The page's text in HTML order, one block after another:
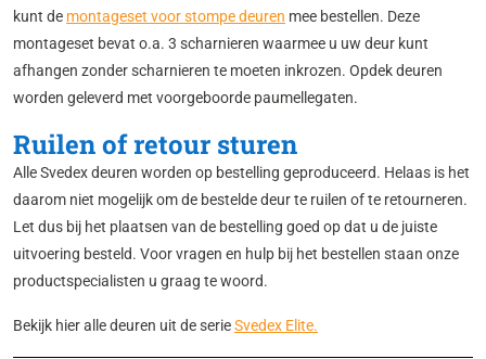
kunt de montageset voor stompe deuren mee bestellen. Deze
montageset bevat o.a. 3 scharnieren waarmee u uw deur kunt
afhangen zonder scharnieren te moeten inkrozen. Opdek deuren
worden geleverd met voorgeboorde paumellegaten.
Ruilen of retour sturen
Alle Svedex deuren worden op bestelling geproduceerd. Helaas is het
daarom niet mogelijk om de bestelde deur te ruilen of te retourneren.
Let dus bij het plaatsen van de bestelling goed op dat u de juiste
uitvoering besteld. Voor vragen en hulp bij het bestellen staan onze
productspecialisten u graag te woord.
Bekijk hier alle deuren uit de serieSvedex Elite.